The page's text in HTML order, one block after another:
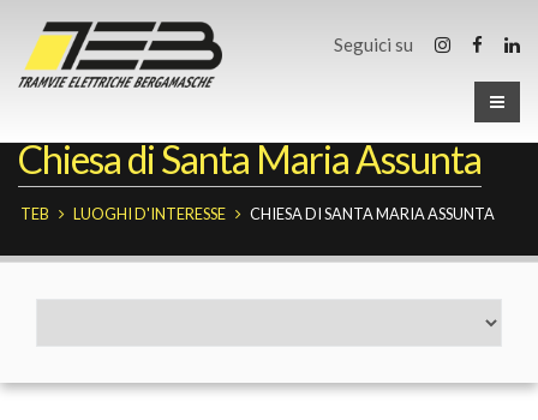
Seguici su
Chiesa di Santa Maria Assunta
TEB LUOGHI D'INTERESSE CHIESA DI SANTA MARIA ASSUNTA